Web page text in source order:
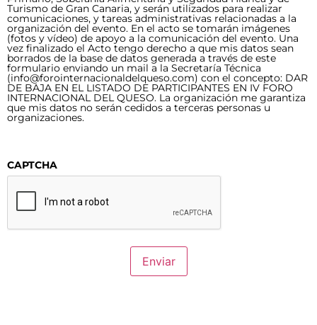
Turismo de Gran Canaria, y serán utilizados para realizar
comunicaciones, y tareas administrativas relacionadas a la
organización del evento. En el acto se tomarán imágenes
(fotos y vídeo) de apoyo a la comunicación del evento. Una
vez finalizado el Acto tengo derecho a que mis datos sean
borrados de la base de datos generada a través de este
formulario enviando un mail a la Secretaría Técnica
(info@forointernacionaldelqueso.com) con el concepto: DAR
DE BAJA EN EL LISTADO DE PARTICIPANTES EN IV FORO
INTERNACIONAL DEL QUESO. La organización me garantiza
que mis datos no serán cedidos a terceras personas u
organizaciones.
CAPTCHA
Enviar